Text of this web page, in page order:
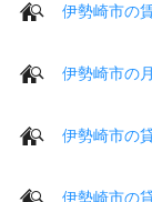
伊勢崎市の
伊勢崎市の
伊勢崎市の
伊勢崎市の